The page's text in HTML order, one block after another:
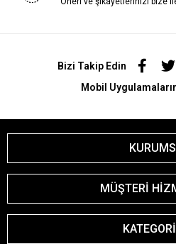
Bizi Takip Edin
Mobil
MÜŞTERİ